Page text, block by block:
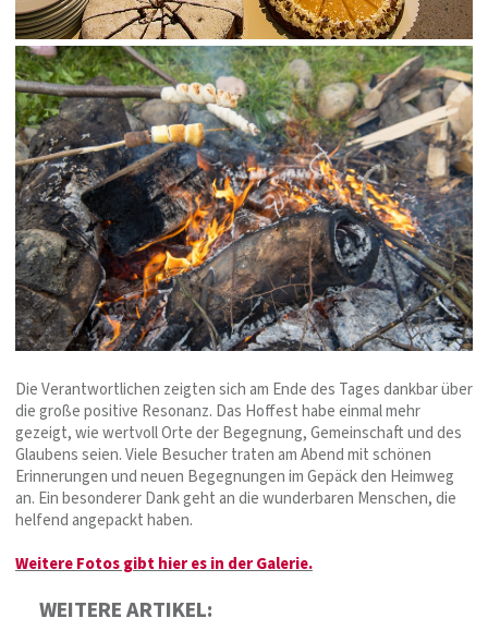
Die Verantwortlichen zeigten sich am Ende des Tages dankbar über
die große positive Resonanz. Das Hoffest habe einmal mehr
gezeigt, wie wertvoll Orte der Begegnung, Gemeinschaft und des
Glaubens seien. Viele Besucher traten am Abend mit schönen
Erinnerungen und neuen Begegnungen im Gepäck den Heimweg
an. Ein besonderer Dank geht an die wunderbaren Menschen, die
helfend angepackt haben.
Weitere Fotos gibt hier es in der Galerie.
WEITERE ARTIKEL: